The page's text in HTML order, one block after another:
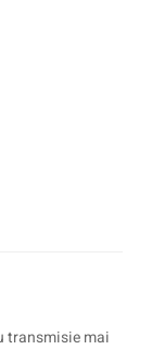
transmisie mai